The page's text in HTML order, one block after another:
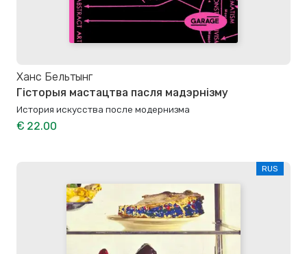
Ханс Бельтынг
Гісторыя мастацтва пасля мадэрнізму
История искусства после модернизма
€ 22.00
RUS